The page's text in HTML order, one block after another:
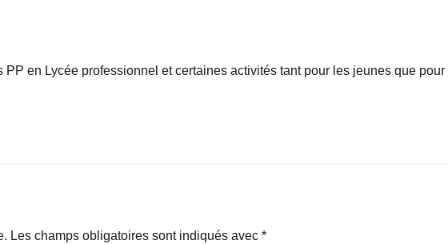
PP en Lycée professionnel et certaines activités tant pour les jeunes que pour
Les champs obligatoires sont indiqués avec *